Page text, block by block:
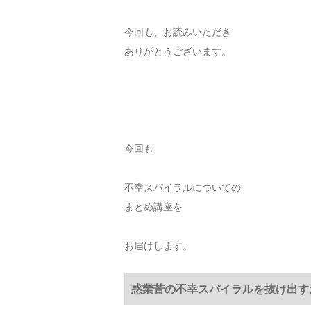
今回も、お読みいただき
ありがとうございます。
今回も
不幸スパイラルについての
まとめ講座を
お届けします。
惑業苦の不幸スパイラルを抜け出